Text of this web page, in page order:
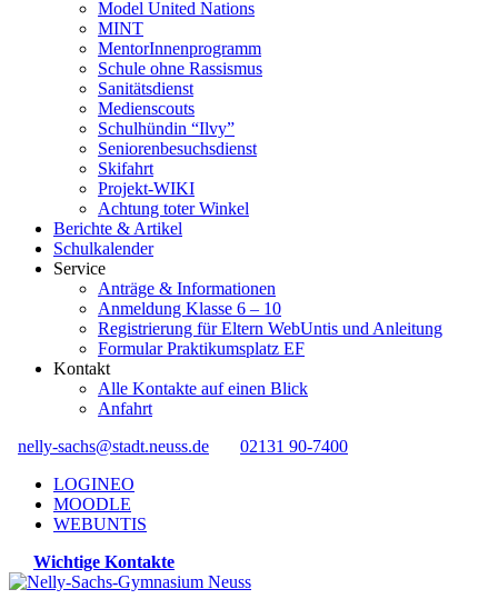
Model United Nations
MINT
MentorInnenprogramm
Schule ohne Rassismus
Sanitätsdienst
Medienscouts
Schulhündin “Ilvy”
Seniorenbesuchsdienst
Skifahrt
Projekt-WIKI
Achtung toter Winkel
Berichte & Artikel
Schulkalender
Service
Anträge & Informationen
Anmeldung Klasse 6 – 10
Registrierung für Eltern WebUntis und Anleitung
Formular Praktikumsplatz EF
Kontakt
Alle Kontakte auf einen Blick
Anfahrt
nelly-sachs@stadt.neuss.de
02131 90-7400
LOGINEO
MOODLE
WEBUNTIS
Wichtige Kontakte